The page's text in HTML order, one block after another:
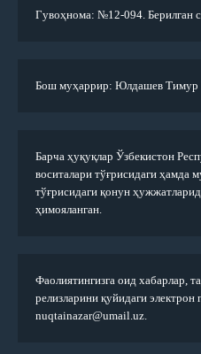
Гувоҳнома: №12-094. Берилган
Бош муҳаррир: Юлдашев
Барча ҳуқуқлар Ўзбекистон
воситалари тўғрисидаги ҳамда
тўғрисидаги қонун
ҳимояланган.
Фаолиятингизга оид хабарлар,
релизларини қуйидаги электрон
nuqtainazar@umail.uz.